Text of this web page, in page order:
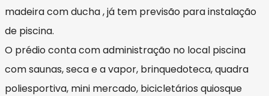
madeira com ducha , já tem previsão para instalação
de piscina.
O prédio conta com administração no local piscina
com saunas, seca e a vapor, brinquedoteca, quadra
poliesportiva, mini mercado, bicicletários quiosque